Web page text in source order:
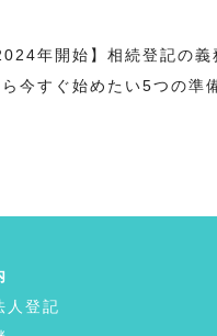
年開始】相続登記の
今すぐ始めたい5つの準
人登記